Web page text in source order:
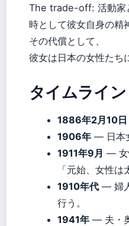
The trade-off: 活動家
時として彼女自身の精
その代償として、
彼女は日本の女性たち
タイムライン
1886年2月10日
1906年 — 日本
1911年9月 — 女
「元始、女性は
1910年代 — 婦
行う。
1941年 — 夫・